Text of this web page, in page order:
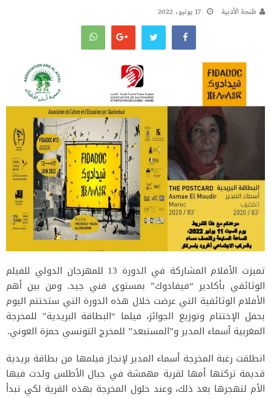
طنجة الأدبية 17 يونيو، 2022
تميزت الأفلام المشاركة في الدورة 13 للمهرجان الدولي للفيلم
الوثائقي بأكادير “فيفادوك” بمستوى فني جيد. ومن بين أهم
الأفلام الوثائقية التي عرضت خلال هذه الدورة التي ستختتم اليوم
بحفل الإختتام وتوزيع الجوائز، فيلما “البطاقة البريدية” للمخرجة
المغربية أسماء المدير و”المستبعد” للمخرج التونسي حمزة العوني.
انطلقت رغبة المخرجة أسماء المدير لإنجاز فيلمها من بطاقة بريدية
قديمة تركتها أمها لقرية مهمشة في جبال الأطلس ولدت فيها
الأم لتهجرها بعد ذلك، وعند حلول المخرجة بهذه القرية لكي تبدأ